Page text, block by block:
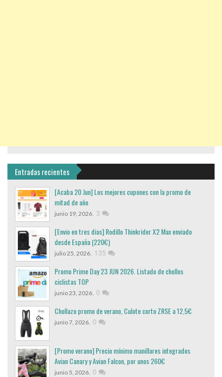
Entradas recientes
[Acaba 20 Jun] Los mejores cupones con la promo de
mitad de año
junio 19, 2026, 3
[Envio en tres dias] Rodillo Thinkrider X2 Max enviado
desde España (220€)
julio 25, 2026, 135
Promo Prime Day 23 JUN 2026. Listado de chollos
ciclistas TOP
junio 23, 2026, 0
Chollazo promo de verano, Culote corto ZRSE a 12,5€
junio 7, 2026, 0
[Promo verano] Precio mínimo manillares integrados
Avian Canary y Avian Falcon, por unos 260€
junio 5, 2026, 0